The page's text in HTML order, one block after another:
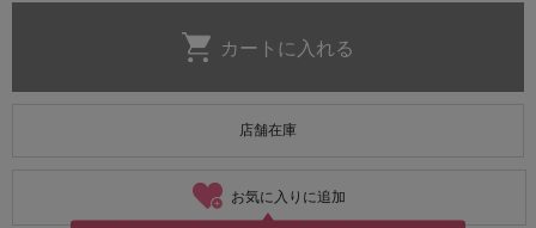
店舗在庫
お気に入りに追加